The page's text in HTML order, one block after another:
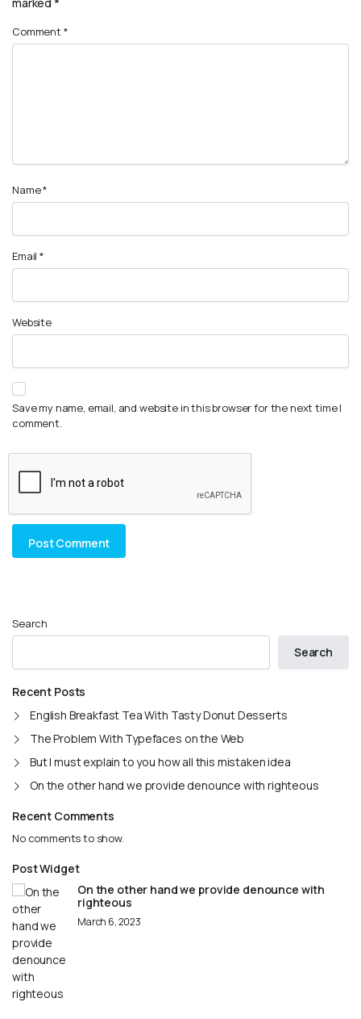
Comment *
Name*
Email*
Website
Save my name, email, and website in this browser for the next time I
comment.
Search
Search
Recent Posts
English Breakfast Tea With Tasty Donut Desserts
The Problem With Typefaces on the Web
But I must explain to you how all this mistaken idea
On the other hand we provide denounce with righteous
Recent Comments
No comments to show.
Post Widget
On the other hand we provide denounce with
righteous
March 6, 2023